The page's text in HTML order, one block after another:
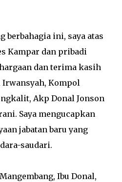
berbahagia ini, saya atas
Kampar dan pribadi
dan terima kasih
Irwansyah, Kompol
Akp Donal Jonson
Saya mengucapkan
jabatan baru yang
saudari.
Ibu Donal,